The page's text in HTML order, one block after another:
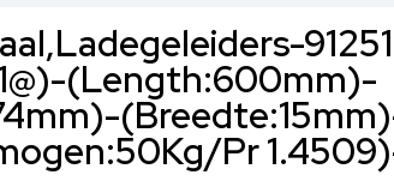
(Length:600mm)-
Pr